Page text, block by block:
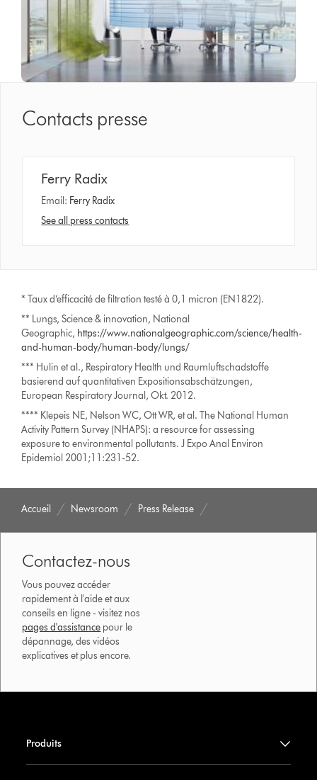
Contacts presse
Ferry Radix
Email: Ferry Radix
See all press contacts
* Taux d’efficacité de filtration testé à 0,1 micron (EN1822).
** Lungs, Science & innovation, National
Geographic, https://www.nationalgeographic.com/science/health-
and-human-body/human-body/lungs/
*** Hulin et al., Respiratory Health und Raumluftschadstoffe
basierend auf quantitativen Expositionsabschätzungen,
European Respiratory Journal, Okt. 2012.
**** Klepeis NE, Nelson WC, Ott WR, et al. The National Human
Activity Pattern Survey (NHAPS): a resource for assessing
exposure to environmental pollutants. J Expo Anal Environ
Epidemiol 2001;11:231-52.
Accueil Newsroom Press Release
Contactez-nous
Vous pouvez accéder
rapidement à l'aide et aux
conseils en ligne - visitez nos
pages d'assistance pour le
dépannage, des vidéos
explicatives et plus encore.
Produits